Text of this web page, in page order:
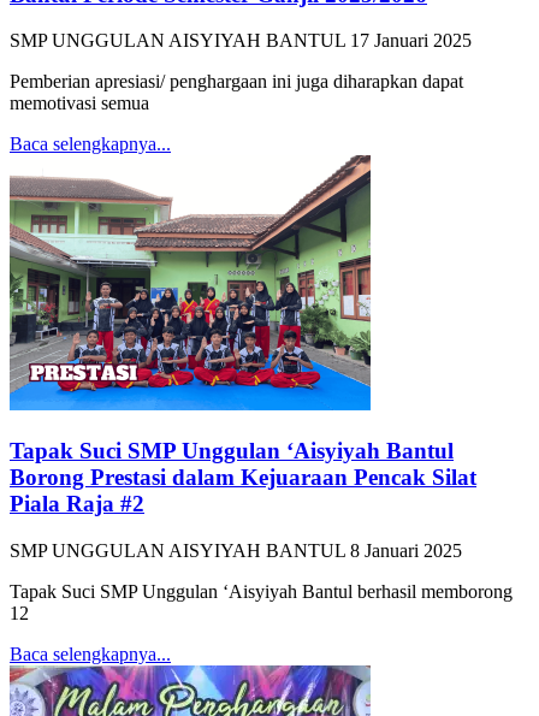
SMP UNGGULAN AISYIYAH BANTUL 17 Januari 2025
Pemberian apresiasi/ penghargaan ini juga diharapkan dapat
memotivasi semua
Baca selengkapnya...
Tapak Suci SMP Unggulan ‘Aisyiyah Bantul
Borong Prestasi dalam Kejuaraan Pencak Silat
Piala Raja #2
SMP UNGGULAN AISYIYAH BANTUL 8 Januari 2025
Tapak Suci SMP Unggulan ‘Aisyiyah Bantul berhasil memborong
12
Baca selengkapnya...